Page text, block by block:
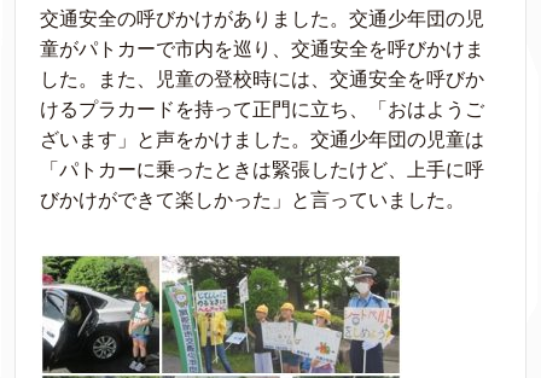
交通安全の呼びかけがありました。交通少年団の児
童がパトカーで市内を巡り、交通安全を呼びかけま
した。また、児童の登校時には、交通安全を呼びか
けるプラカードを持って正門に立ち、「おはようご
ざいます」と声をかけました。交通少年団の児童は
「パトカーに乗ったときは緊張したけど、上手に呼
びかけができて楽しかった」と言っていました。